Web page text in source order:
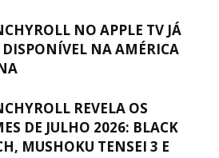
NO APPLE TV JÁ
DISPONÍVEL NA AMÉRICA
REVELA OS
DE JULHO 2026: BLACK
MUSHOKU TENSEI 3 E